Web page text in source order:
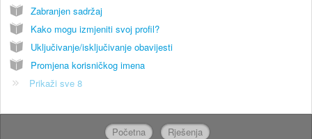
Zabranjen sadržaj
Kako mogu izmjeniti svoj profil?
Uključivanje/isključivanje obavijesti
Promjena korisničkog imena
Prikaži sve 8
Početna Rješenja